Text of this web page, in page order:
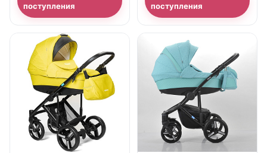
поступления
поступления
нет в продаже